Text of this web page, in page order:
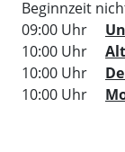
Beginnzeit
09:00 Uhr
10:00 Uhr
10:00 Uhr
10:00 Uhr